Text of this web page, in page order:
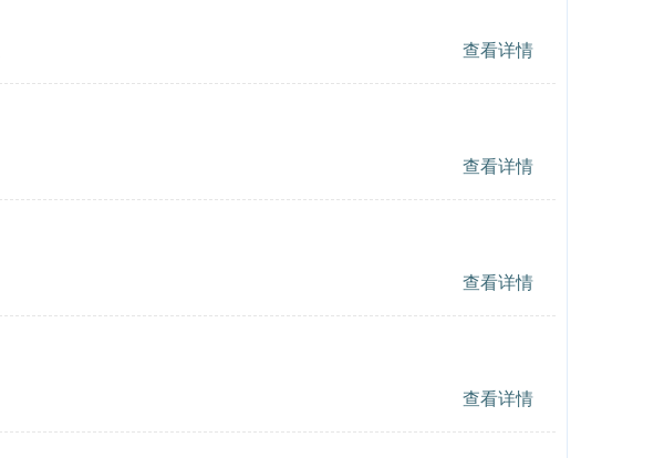
查看详情
查看详情
查看详情
查看详情